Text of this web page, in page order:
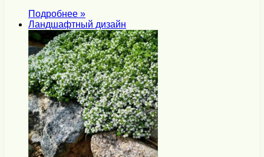
Подробнее »
Ландшафтный дизайн